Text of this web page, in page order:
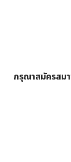
กรุณาสมัครสมา